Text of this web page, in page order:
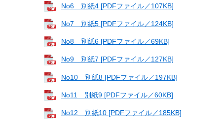
No6 別紙4 [PDFファイル／107KB]
No7 別紙5 [PDFファイル／124KB]
No8 別紙6 [PDFファイル／69KB]
No9 別紙7 [PDFファイル／127KB]
No10 別紙8 [PDFファイル／197KB]
No11 別紙9 [PDFファイル／60KB]
No12 別紙10 [PDFファイル／185KB]